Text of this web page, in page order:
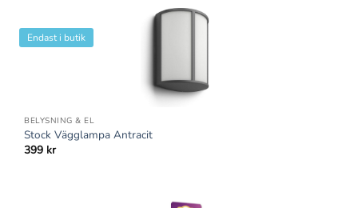
Endast i butik
BELYSNING & EL
Stock Vägglampa Antracit
399 kr